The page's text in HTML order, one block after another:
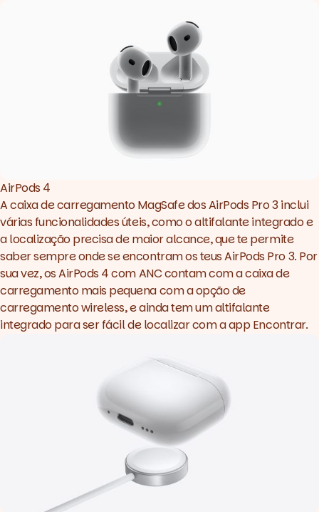
AirPods 4
A caixa de carregamento MagSafe dos AirPods Pro 3 inclui
várias funcionalidades úteis, como o altifalante integrado e
a localização precisa de maior alcance, que te permite
saber sempre onde se encontram os teus AirPods Pro 3. Por
sua vez, os AirPods 4 com ANC contam com a caixa de
carregamento mais pequena com a opção de
carregamento wireless, e ainda tem um altifalante
integrado para ser fácil de localizar com a app Encontrar.